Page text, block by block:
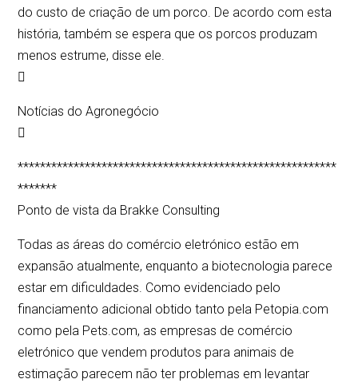
do custo de criação de um porco. De acordo com esta
história, também se espera que os porcos produzam
menos estrume, disse ele.

Notícias do Agronegócio

*********************************************************
*******
Ponto de vista da Brakke Consulting
Todas as áreas do comércio eletrónico estão em
expansão atualmente, enquanto a biotecnologia parece
estar em dificuldades. Como evidenciado pelo
financiamento adicional obtido tanto pela Petopia.com
como pela Pets.com, as empresas de comércio
eletrónico que vendem produtos para animais de
estimação parecem não ter problemas em levantar